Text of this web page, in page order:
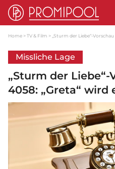
Home TV & Film „Sturm der Liebe“-
Missliche Lage
„Sturm der Liebe“-
4058: „Greta“ wird